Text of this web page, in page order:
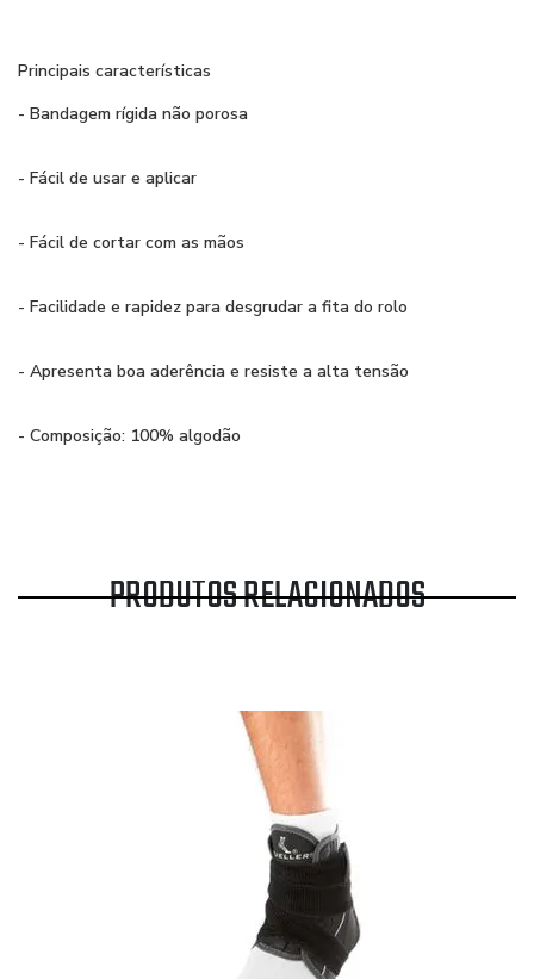
Principais características
- Bandagem rígida não porosa
- Fácil de usar e aplicar
- Fácil de cortar com as mãos
- Facilidade e rapidez para desgrudar a fita do rolo
- Apresenta boa aderência e resiste a alta tensão
- Composição: 100% algodão
PRODUTOS RELACIONADOS